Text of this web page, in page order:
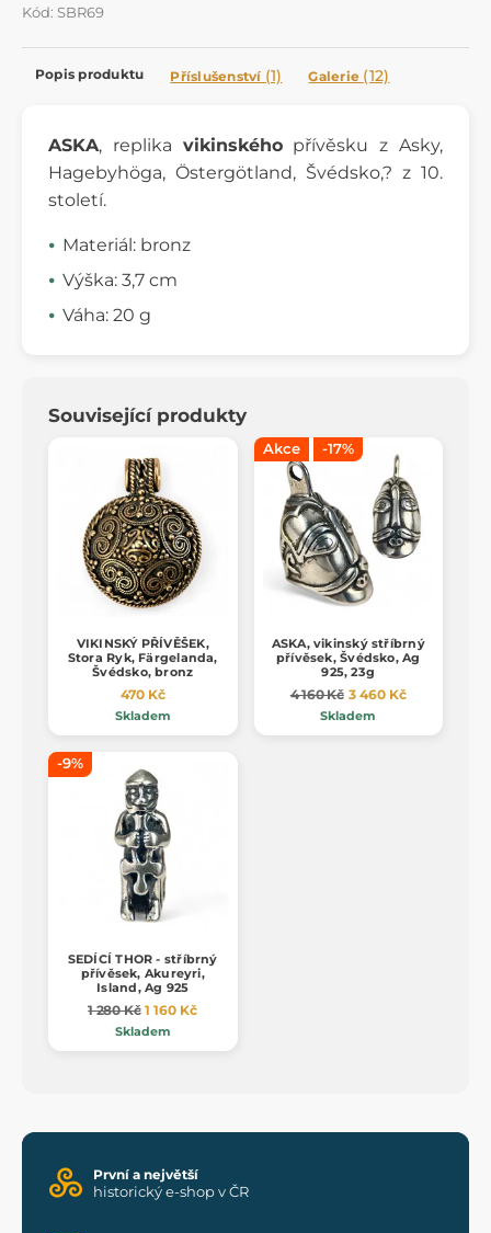
Kód: SBR69
Popis produktu Příslušenství (1) Galerie (12)
ASKA, replika vikinskéhopřívěsku z Asky,
Hagebyhöga, Östergötland, Švédsko,? z 10.
století.
Materiál: bronz
Výška: 3,7 cm
Váha: 20 g
Související produkty
VIKINSKÝ PŘÍVĚŠEK,
Stora Ryk, Färgelanda,
Švédsko, bronz
470 Kč
Skladem
Akce -17%
ASKA, vikinský stříbrný
přívěsek, Švédsko, Ag
925, 23g
4 160 Kč 3 460 Kč
Skladem
-9%
SEDÍCÍ THOR - stříbrný
přívěsek, Akureyri,
Island, Ag 925
1 280 Kč 1 160 Kč
Skladem
První a největší
historický e-shop v ČR